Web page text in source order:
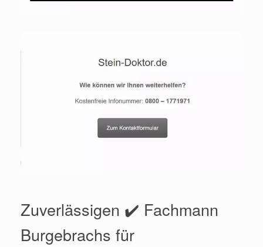
Zuverlässigen ✔️ Fachmann
Burgebrachs für